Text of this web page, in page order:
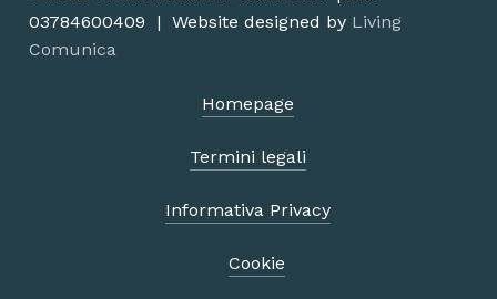
03784600409 | Website designed by Living
Comunica
Homepage
Termini legali
Informativa Privacy
Cookie